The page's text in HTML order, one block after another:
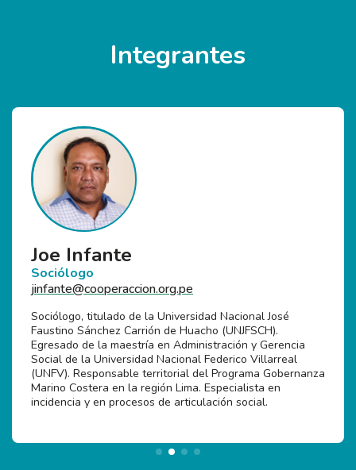
Integrantes
Joe Infante
Sociólogo
jinfante@cooperaccion.org.pe
Sociólogo, titulado de la Universidad Nacional José
Faustino Sánchez Carrión de Huacho (UNJFSCH).
Egresado de la maestría en Administración y Gerencia
Social de la Universidad Nacional Federico Villarreal
(UNFV). Responsable territorial del Programa Gobernanza
Marino Costera en la región Lima. Especialista en
incidencia y en procesos de articulación social.